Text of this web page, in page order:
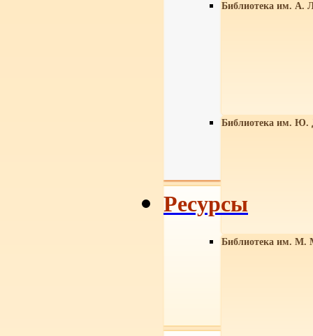
Библиотека им. А.
Библиотека им. Ю.
Библиотека им. М.
Ресурсы